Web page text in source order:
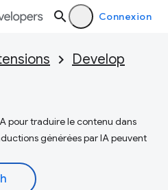
Connexion
Develop
pour traduire le contenu dans
générées par IA peuvent